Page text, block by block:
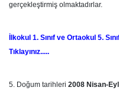
gerçekleştirmiş olmaktadırlar.
İlkokul 1. Sınıf ve Ortaokul 5.
Tıklayınız.....
5. Doğum tarihleri 2008 Nisan-